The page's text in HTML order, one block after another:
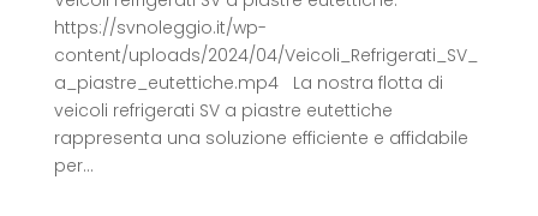
https://svnoleggio.it/wp-
content/uploads/2024/04/Veicoli_Refrigerati_SV_
a_piastre_eutettiche.mp4 La nostra flotta di
veicoli refrigerati SV a piastre eutettiche
rappresenta una soluzione efficiente e affidabile
per...